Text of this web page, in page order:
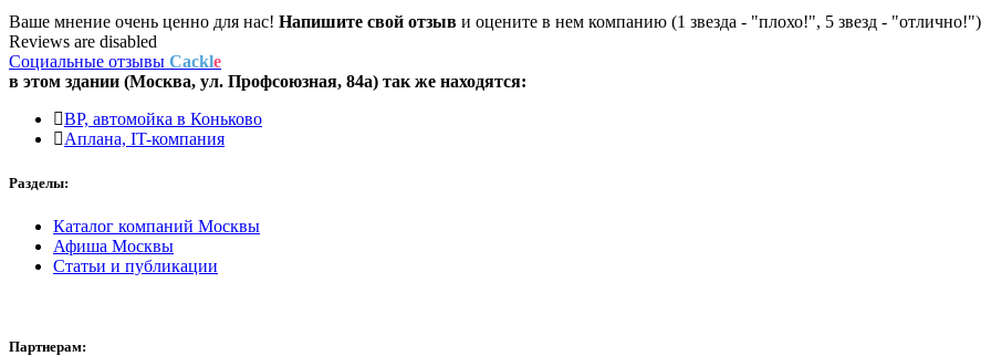
Ваше мнение очень ценно для нас! Напишите свой отзыв и оцените в нем компанию (1 звезда - "плохо!", 5 звезд - "отлично!")
Reviews are disabled
Социальные отзывы Cackle
в этом здании (Москва, ул. Профсоюзная, 84а) так же находятся:
BP, автомойка в Коньково
Аплана, IT-компания
Разделы:
Каталог компаний Москвы
Афиша Москвы
Статьи и публикации
Партнерам: